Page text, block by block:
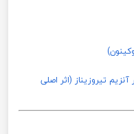
تیروزیناز (اثر اصلی